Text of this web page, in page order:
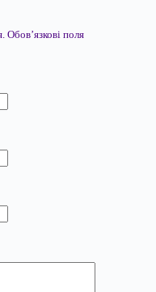
Обов’язкові поля